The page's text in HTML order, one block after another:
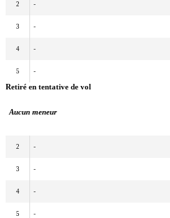
2 -
3 -
4 -
5 -
Retiré en tentative de vol
Aucun meneur
2 -
3 -
4 -
5 -